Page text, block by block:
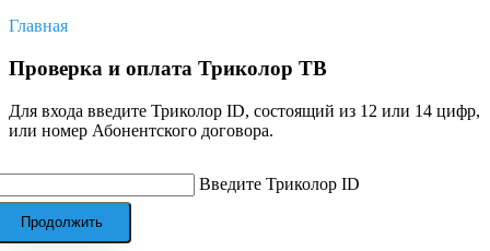
Главная
Проверка и оплата Триколор ТВ
Для входа введите Триколор ID, состоящий из 12 или 14 цифр,
или номер Абонентского договора.
Введите Триколор ID
Продолжить